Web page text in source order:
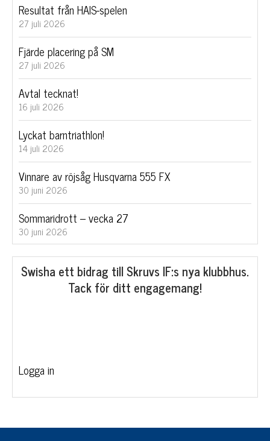
Swisha ett bidrag till Skruvs IF:s nya klubbhus.
Tack för ditt engagemang!
Logga in
Resultat från HAIS-spelen
27 juli 2026
Fjärde placering på SM
27 juli 2026
Avtal tecknat!
16 juli 2026
Lyckat barntriathlon!
14 juli 2026
Vinnare av röjsåg Husqvarna 555 FX
30 juni 2026
Sommaridrott – vecka 27
30 juni 2026